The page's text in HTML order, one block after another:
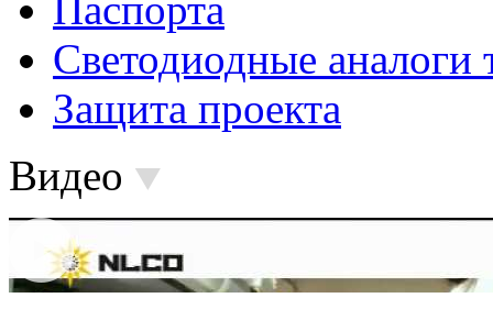
Светодиодные аналоги
Защита проекта
Видео